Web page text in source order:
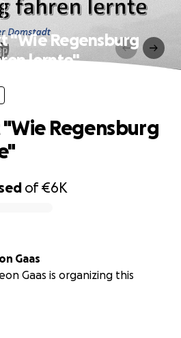
"Wie Regensburg
lernte"
of€6K
Regensburg
Gaas
Gaas is organizing this